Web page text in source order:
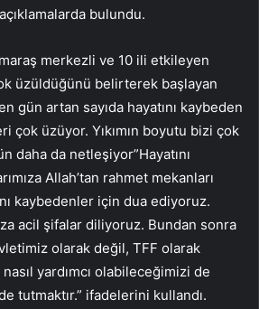
bulundu.
merkezli ve 10 ili etkileyen
üzüldüğünü belirterek başlayan
gün artan sayıda hayatını kaybeden
çok üzüyor. Yıkımın boyutu bizi çok
daha da netleşiyor”Hayatını
Allah’tan rahmet mekanları
kaybedenler için dua ediyoruz.
acil şifalar diliyoruz. Bundan sonra
olarak değil, TFF olarak
yardımcı olabileceğimizi de
tutmaktır.” ifadelerini kullandı.